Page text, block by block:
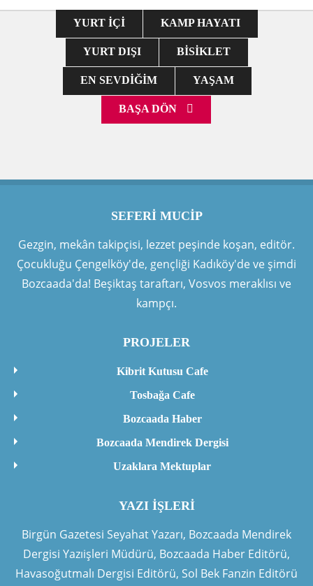
YURT İÇI KAMP HAYATI
YURT DIŞI BISIKLET
EN SEVDIĞIM YAŞAM
BAŞA DÖN
SEFERI MUCIP
Gezgin, mekân takipçisi, lezzet peşinde koşan, editör.
Çocukluğu Çengelköy'de, gençliği Kadıköy'de ve şimdi
Bozcaada'da! Beşiktaş taraftarı, Vosvos meraklısı ve
kampçı.
PROJELER
Kibrit Kutusu Cafe
Tosbağa Cafe
Bozcaada Haber
Bozcaada Mendirek Dergisi
Uzaklara Mektuplar
YAZI İŞLERI
Birgün Gazetesi Seyahat Yazarı, Bozcaada Mendirek
Dergisi Yazıişleri Müdürü, Bozcaada Haber Editörü,
Havasoğutmalı Dergisi Editörü, Sol Bek Fanzin Editörü